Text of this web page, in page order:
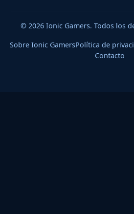
© 2026 Ionic Gamers. Todos los
Sobre Ionic GamersPolítica de
Contacto